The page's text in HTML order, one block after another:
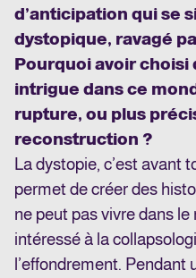
d’anticipation qui se
dystopique, ravagé
Pourquoi avoir choisi
intrigue dans ce
rupture, ou plus
reconstruction ?
La dystopie, c’est avant
permet de créer des
ne peut pas vivre dans
intéressé à la
l’effondrement. Pendant